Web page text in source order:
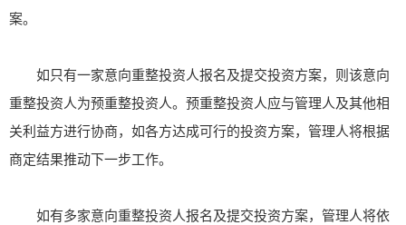
案。
如只有一家意向重整投资人报名及提交投资方案，则该意向
重整投资人为预重整投资人。预重整投资人应与管理人及其他相
关利益方进行协商，如各方达成可行的投资方案，管理人将根据
商定结果推动下一步工作。
如有多家意向重整投资人报名及提交投资方案，管理人将依